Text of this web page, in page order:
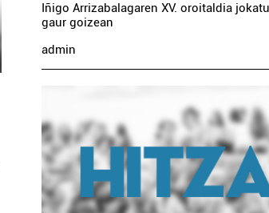
Iñigo Arrizabalagaren XV. oroitaldia
gaur goizean
admin